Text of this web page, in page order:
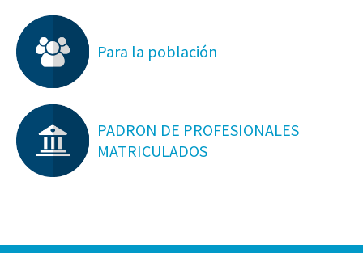
Para la población
PADRON DE PROFESIONALES
MATRICULADOS